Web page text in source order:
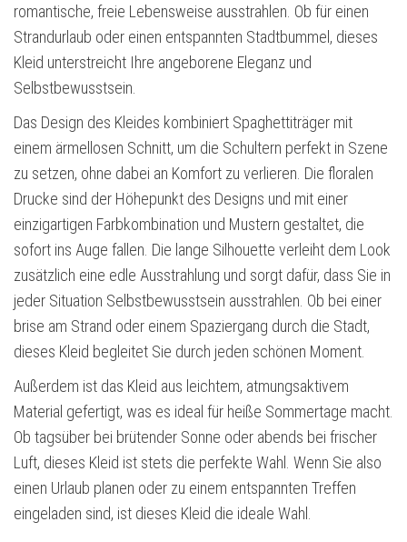
romantische, freie Lebensweise ausstrahlen. Ob für einen
Strandurlaub oder einen entspannten Stadtbummel, dieses
Kleid unterstreicht Ihre angeborene Eleganz und
Selbstbewusstsein.
Das Design des Kleides kombiniert Spaghettiträger mit
einem ärmellosen Schnitt, um die Schultern perfekt in Szene
zu setzen, ohne dabei an Komfort zu verlieren. Die floralen
Drucke sind der Höhepunkt des Designs und mit einer
einzigartigen Farbkombination und Mustern gestaltet, die
sofort ins Auge fallen. Die lange Silhouette verleiht dem Look
zusätzlich eine edle Ausstrahlung und sorgt dafür, dass Sie in
jeder Situation Selbstbewusstsein ausstrahlen. Ob bei einer
brise am Strand oder einem Spaziergang durch die Stadt,
dieses Kleid begleitet Sie durch jeden schönen Moment.
Außerdem ist das Kleid aus leichtem, atmungsaktivem
Material gefertigt, was es ideal für heiße Sommertage macht.
Ob tagsüber bei brütender Sonne oder abends bei frischer
Luft, dieses Kleid ist stets die perfekte Wahl. Wenn Sie also
einen Urlaub planen oder zu einem entspannten Treffen
eingeladen sind, ist dieses Kleid die ideale Wahl.